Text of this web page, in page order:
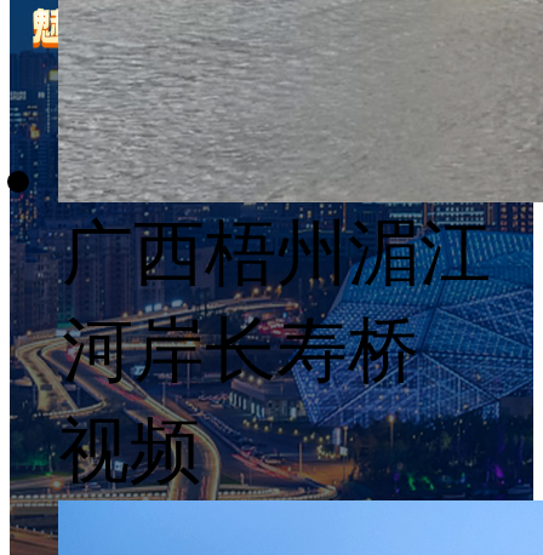
广西梧州湄江
河岸长寿桥
视频